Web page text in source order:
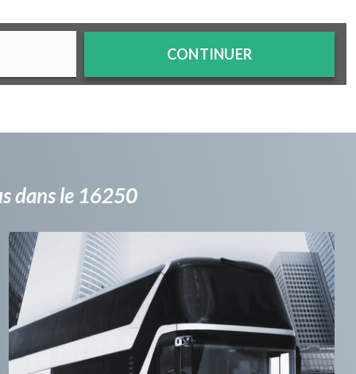
CONTINUER
dans le 16250